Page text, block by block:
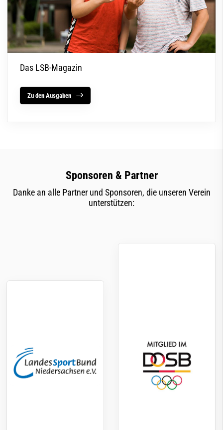
Das LSB-Magazin
Zu den Ausgaben
Sponsoren & Partner
Danke an alle Partner und Sponsoren, die unseren Verein
unterstützen: